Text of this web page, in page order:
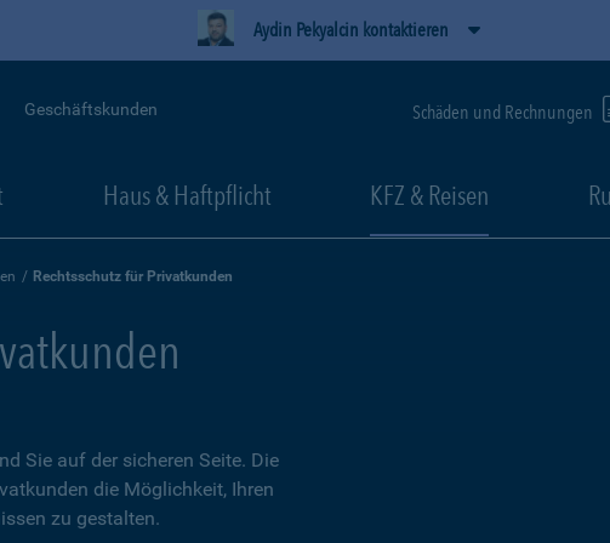
Aydin Pekyalcin kontaktieren
Geschäftskunden Schäden und Rechnungen
Haus & Haftpflicht KFZ & Reisen
Rechtsschutz für Privatkunden
Sie auf der sicheren Seite. Die
die Möglichkeit, Ihren
zu gestalten.